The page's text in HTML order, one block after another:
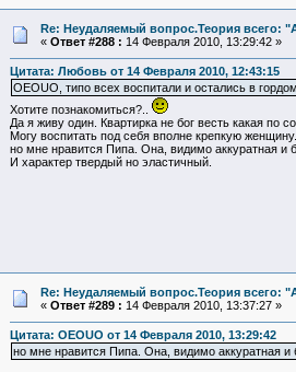
Re: Неудаляемый вопрос.Теория всего:
« Ответ #288 : 14 Февраля 2010, 13:29:42 »
Цитата: Любовь от 14 Февраля 2010, 12:43:15
OEOUO, типо всех воспитали и остались в
Хотите познакомиться?..
Да я живу один. Квартирка не бог весть какая по
Могу воспитать под себя вполне крепкую
но мне нравится Пипа. Она, видимо аккуратная и
И характер твердый но эластичный.
Re: Неудаляемый вопрос.Теория всего:
« Ответ #289 : 14 Февраля 2010, 13:37:27 »
Цитата: OEOUO от 14 Февраля 2010, 13:29:42
но мне нравится Пипа. Она, видимо аккуратная и